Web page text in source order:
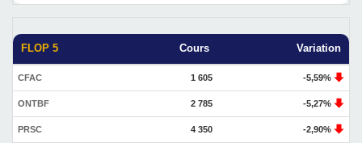
FLOP 5 Cours Variation
CFAC 1 605 -5,59%
ONTBF 2 785 -5,27%
PRSC 4 350 -2,90%